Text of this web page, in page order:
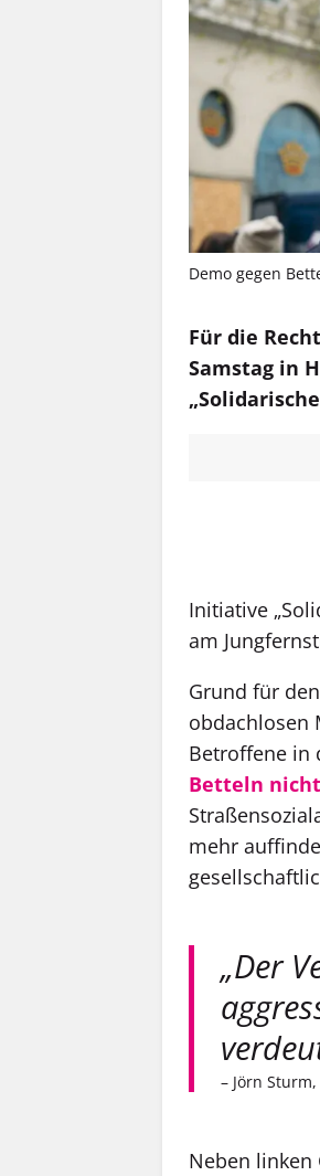
Demo gegen
Für die
Samstag in
Initiative
am
Grund für
obdachlosen
Betroffene in
Betteln
mehr
„Der
– Jörn
Neben linken